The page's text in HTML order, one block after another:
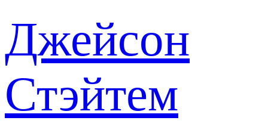
Джейсон
Стэйтем